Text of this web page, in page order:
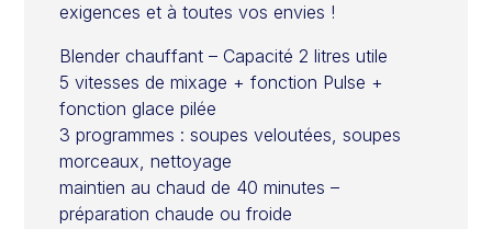
exigences et à toutes vos envies !
Blender chauffant – Capacité 2 litres utile
5 vitesses de mixage + fonction Pulse +
fonction glace pilée
3 programmes : soupes veloutées, soupes
morceaux, nettoyage
maintien au chaud de 40 minutes –
préparation chaude ou froide